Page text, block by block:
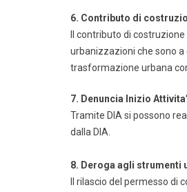
6. Contributo di
Il contributo di
urbanizzazioni che sono a
trasformazione urbana
7. Denuncia Inizio Attivita’
Tramite DIA si possono
dalla DIA.
8. Deroga agli strumenti
Il rilascio del permesso